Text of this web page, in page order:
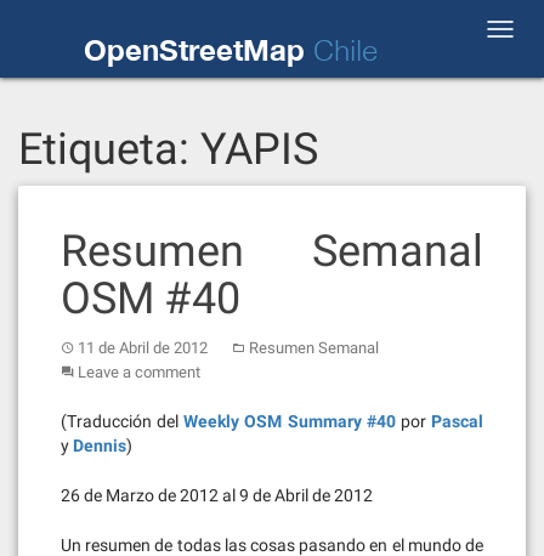
OpenStreetMap Chile
Etiqueta: YAPIS
Resumen Semanal
OSM #40
11 de Abril de 2012
Resumen Semanal
Leave a comment
(Traducción delWeekly OSM Summary #40por Pascal
y Dennis)
26 de Marzo de 2012 al 9 de Abril de 2012
Un resumen de todas las cosas pasando en el mundo de